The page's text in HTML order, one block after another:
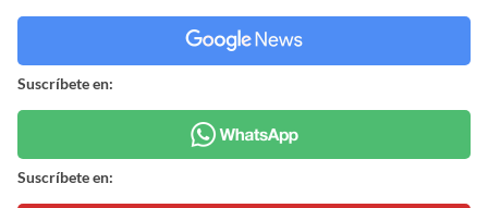
Suscríbete en:
Suscríbete en: